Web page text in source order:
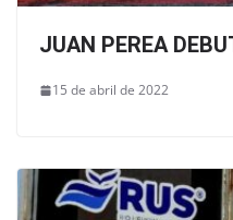
JUAN PEREA
15 de abril de 2022